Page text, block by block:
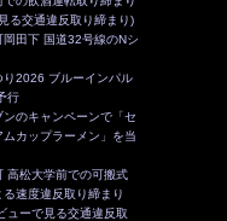
る交通違反取り締まり)
岡田下 国道32号線のNシ
り2026 ブルーインパル
行
のキャンペーンで「セ
ムカップラーメン」を当
高松大学前での可搬式
る速度違反取り締まり
ューで見る交通違反取